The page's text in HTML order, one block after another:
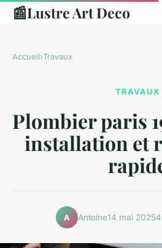
📰Lustre Art Deco
Accueil›Travaux
TRAVAUX
Plombier paris
installation et
A Antoine14 mai 2025